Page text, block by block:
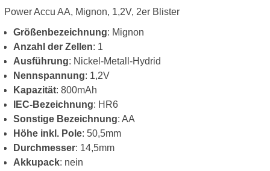
Power Accu AA, Mignon, 1,2V, 2er Blister
Größenbezeichnung: Mignon
Anzahl der Zellen: 1
Ausführung: Nickel-Metall-Hydrid
Nennspannung: 1,2V
Kapazität: 800mAh
IEC-Bezeichnung: HR6
Sonstige Bezeichnung: AA
Höhe inkl. Pole: 50,5mm
Durchmesser: 14,5mm
Akkupack: nein